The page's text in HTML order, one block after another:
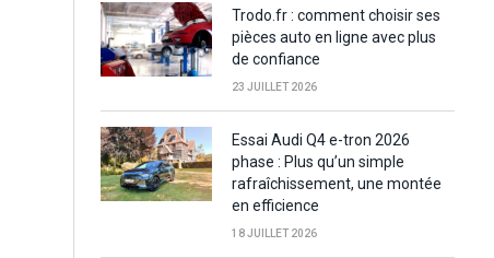
Trodo.fr : comment choisir ses
pièces auto en ligne avec plus
de confiance
23 JUILLET 2026
Essai Audi Q4 e-tron 2026
phase : Plus qu’un simple
rafraîchissement, une montée
en efficience
18 JUILLET 2026